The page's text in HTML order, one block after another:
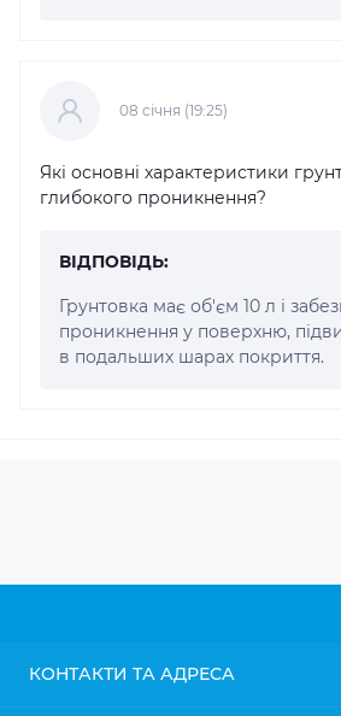
08 cічня (19:25)
Які основні характеристики
глибокого проникнення?
ВІДПОВІДЬ:
Грунтовка має об'єм 10 л і
проникнення у поверхню,
в подальших шарах покриття.
КОНТАКТИ ТА АДРЕСА